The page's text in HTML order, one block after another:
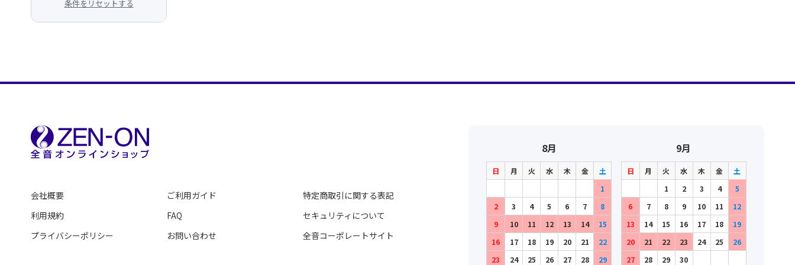
条件をリセットする
会社概要
利用規約
プライバシーポリシー
ご利用ガイド
FAQ
お問い合わせ
特定商取引に関する表記
セキュリティについて
全音コーポレートサイト
8月
日 月 火 水 木 金
土
1
2
3 4 5 6 7
8
9
10 11 12 13 14
15
16
17 18 19 20 21
22
23
24 25 26 27 28 29
9月
日 月 火 水 木 金
土
1
2 3 4
5
6
7 8 9 10 11
12
13
14 15 16 17 18
19
20
21 22 23 24 25
26
27
28 29 30